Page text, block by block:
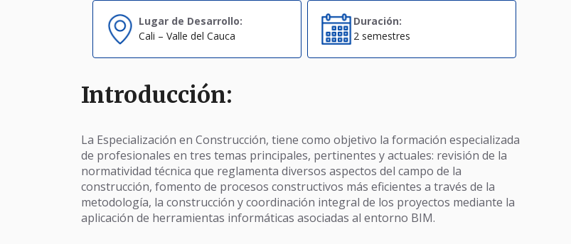
Lugar de Desarrollo:
Cali – Valle del Cauca
Duración:
2 semestres
Introducción:
La Especialización en Construcción, tiene como objetivo la formación especializada
de profesionales en tres temas principales, pertinentes y actuales: revisión de la
normatividad técnica que reglamenta diversos aspectos del campo de la
construcción, fomento de procesos constructivos más eficientes a través de la
metodología, la construcción y coordinación integral de los proyectos mediante la
aplicación de herramientas informáticas asociadas al entorno BIM.